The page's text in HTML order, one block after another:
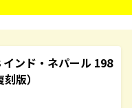
ンド・ネパール 198
版）